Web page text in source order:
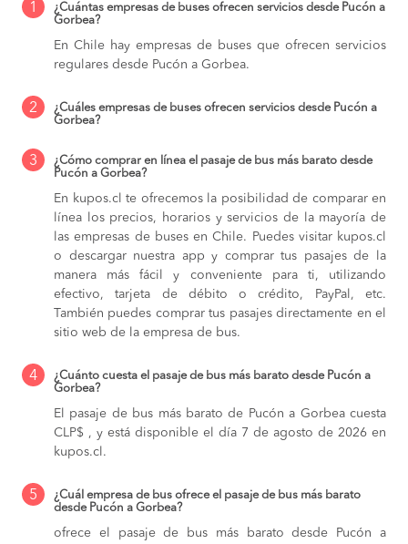
1
¿Cuántas empresas de buses ofrecen servicios desde Pucón a
Gorbea?
En Chile hay empresas de buses que ofrecen servicios
regulares desde Pucón a Gorbea.
2
¿Cuáles empresas de buses ofrecen servicios desde Pucón a
Gorbea?
3
¿Cómo comprar en línea el pasaje de bus más barato desde
Pucón a Gorbea?
En kupos.cl te ofrecemos la posibilidad de comparar en
línea los precios, horarios y servicios de la mayoría de
las empresas de buses en Chile. Puedes visitar kupos.cl
o descargar nuestra app y comprar tus pasajes de la
manera más fácil y conveniente para ti, utilizando
efectivo, tarjeta de débito o crédito, PayPal, etc.
También puedes comprar tus pasajes directamente en el
sitio web de la empresa de bus.
4
¿Cuánto cuesta el pasaje de bus más barato desde Pucón a
Gorbea?
El pasaje de bus más barato de Pucón a Gorbea cuesta
CLP$ , y está disponible el día 7 de agosto de 2026 en
kupos.cl.
5
¿Cuál empresa de bus ofrece el pasaje de bus más barato
desde Pucón a Gorbea?
ofrece el pasaje de bus más barato desde Pucón a